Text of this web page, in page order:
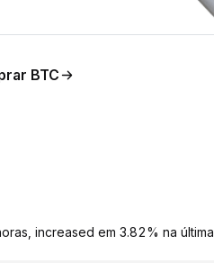
BTC
increased em 3.82% na última